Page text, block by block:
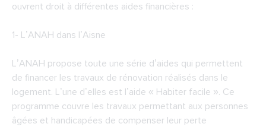
ouvrent droit à différentes aides financières :
1- L’ANAH dans l’Aisne
L’ANAH propose toute une série d’aides qui permettent
de financer les travaux de rénovation réalisés dans le
logement. L’une d’elles est l’aide « Habiter facile ». Ce
programme couvre les travaux permettant aux personnes
âgées et handicapées de compenser leur perte